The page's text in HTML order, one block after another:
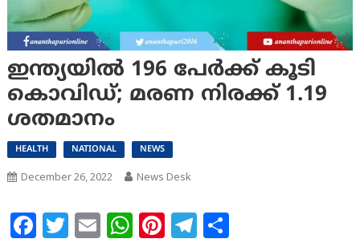
ഇന്ത്യയില്‍ 196 പേര്‍ക്ക് കൂടി
കൊവിഡ്; മരണ നിരക്ക് 1.19
ശതമാനം
HEALTH NATIONAL NEWS
December 26, 2022 News Desk
Facebook
Twitter
EmailWhatsApp
Pinterest
Telegram
Share